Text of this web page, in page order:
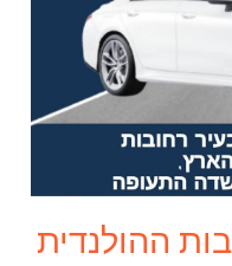
ההולנדית